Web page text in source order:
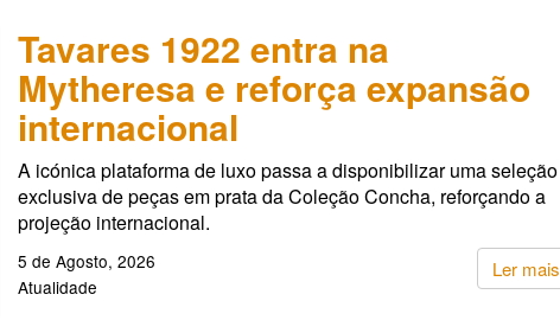
Tavares 1922 entra na
Mytheresa e reforça expansão
internacional
A icónica plataforma de luxo passa a disponibilizar uma seleção
exclusiva de peças em prata da Coleção Concha, reforçando a
projeção internacional.
Ler mais
5 de Agosto, 2026
Atualidade